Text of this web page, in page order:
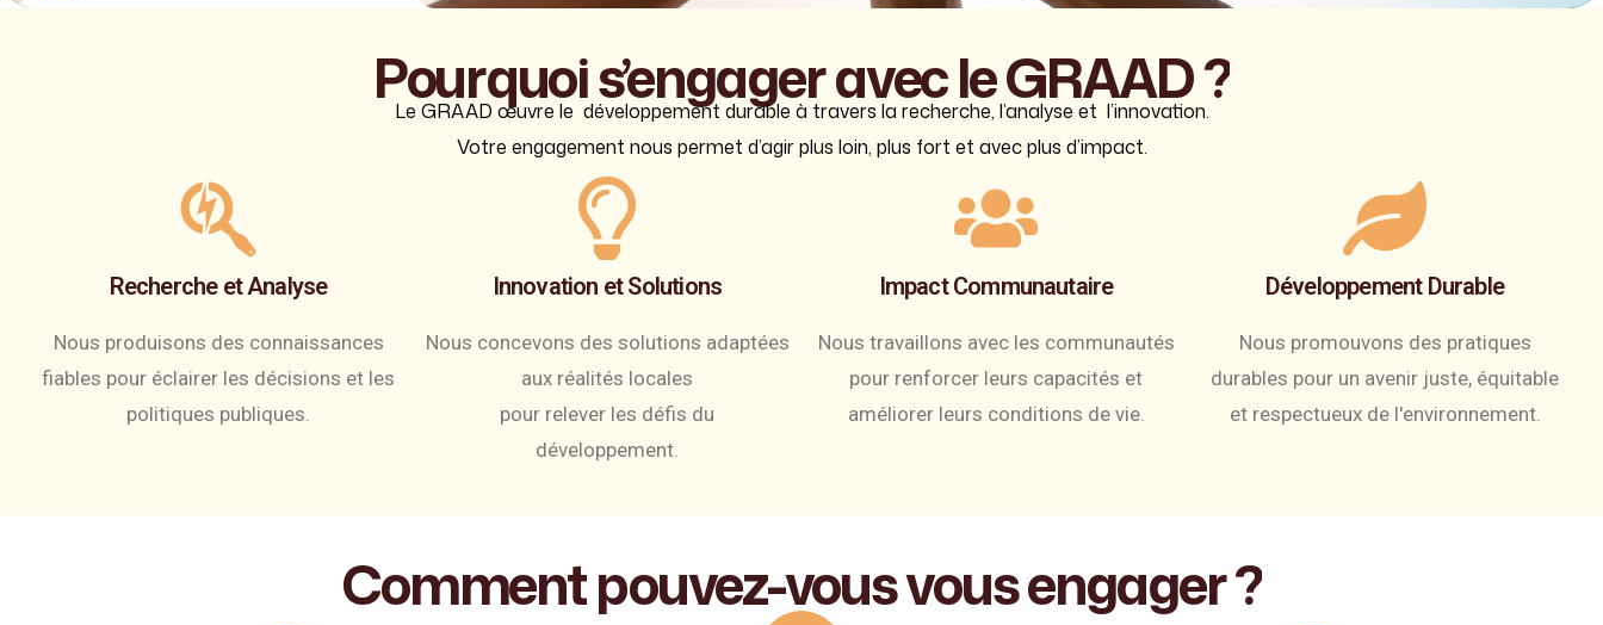
Pourquois’engageravecleGRAAD?
Le GRAAD œuvre le développement durable à travers la recherche, l’analyse et l’innovation.
Votre engagement nous permet d’agir plus loin, plus fort et avec plus d’impact.
Recherche et Analyse
Nous produisons des connaissances
fiables pour éclairer les décisions et les
politiques publiques.
Innovation et Solutions
Nous concevons des solutions adaptées
aux réalités locales
pour relever les défis du
développement.
Impact Communautaire
Nous travaillons avec les communautés
pour renforcer leurs capacités et
améliorer leurs conditions de vie.
Développement Durable
Nous promouvons des pratiques
durables pour un avenir juste, équitable
et respectueux de l'environnement.
Commentpouvez-vousvousengager?